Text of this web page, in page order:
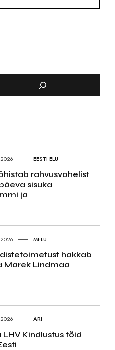
2026 EESTI ELU
rahvusvahelist
sisuka
ja
2026 MELU
hakkab
Marek Lindmaa
2026 ÄRI
LHV Kindlustus tõid